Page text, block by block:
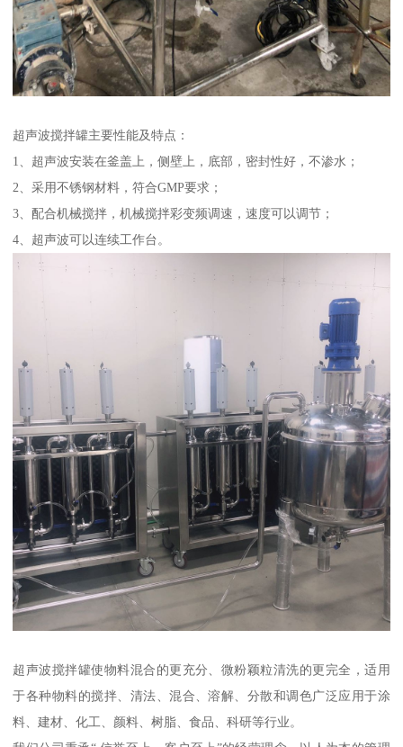
超声波搅拌罐主要性能及特点：
1、超声波安装在釜盖上，侧壁上，底部，密封性好，不渗水；
2、采用不锈钢材料，符合GMP要求；
3、配合机械搅拌，机械搅拌彩变频调速，速度可以调节；
4、超声波可以连续工作台。
超声波搅拌罐使物料混合的更充分、微粉颖粒清洗的更完全，适用
于各种物料的搅拌、清法、混合、溶解、分散和调色广泛应用于涂
料、建材、化工、颜料、树脂、食品、科研等行业。